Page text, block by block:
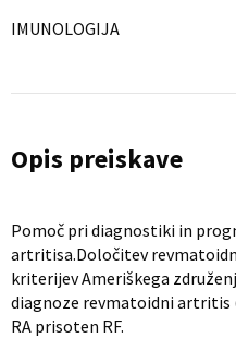
IMUNOLOGIJA
Opis preiskave
Pomoč pri diagnostiki in
artritisa.Določitev
kriterijev Ameriškega
diagnoze revmatoidni artritis
RA prisoten RF.